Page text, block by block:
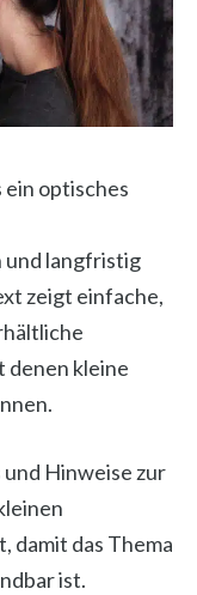
ein optisches
und langfristig
zeigt einfache,
denen kleine
Hinweise zur
damit das Thema
ist.